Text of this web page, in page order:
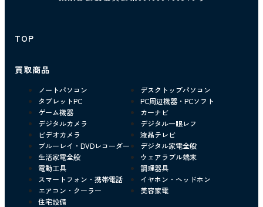
TOP
買取商品
ノートパソコン
デスクトップパソコン
タブレットPC
PC周辺機器・PCソフト
ゲーム機器
カーナビ
デジタルカメラ
デジタル一眼レフ
ビデオカメラ
液晶テレビ
ブルーレイ・DVDレコーダー
デジタル家電全般
生活家電全般
ウェアラブル端末
電動工具
調理器具
スマートフォン・携帯電話
イヤホン・ヘッドホン
エアコン・クーラー
美容家電
住宅設備